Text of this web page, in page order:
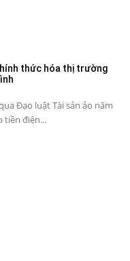
thức hóa thị trường
Đạo luật Tài sản ảo năm
tiền điện...